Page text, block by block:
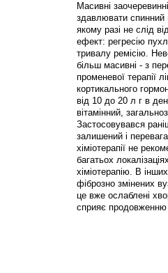
Масивні
здавлювати спинний
якому разі не слід
ефект: регресію
тривалу ремісію.
більш масивні - з
променевої терапії
кортикального
від 10 до 20 л г в
вітамінний,
Застосовувався
залишений і
хіміотерапії не
багатьох
хіміотерапію. В
фіброзно змінених
це вже ослаблені
сприяє продовженню